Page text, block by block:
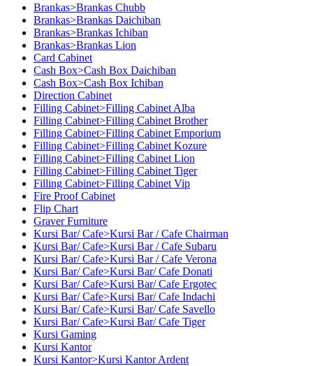
Brankas>Brankas Chubb
Brankas>Brankas Daichiban
Brankas>Brankas Ichiban
Brankas>Brankas Lion
Card Cabinet
Cash Box>Cash Box Daichiban
Cash Box>Cash Box Ichiban
Direction Cabinet
Filling Cabinet>Filling Cabinet Alba
Filling Cabinet>Filling Cabinet Brother
Filling Cabinet>Filling Cabinet Emporium
Filling Cabinet>Filling Cabinet Kozure
Filling Cabinet>Filling Cabinet Lion
Filling Cabinet>Filling Cabinet Tiger
Filling Cabinet>Filling Cabinet Vip
Fire Proof Cabinet
Flip Chart
Graver Furniture
Kursi Bar/ Cafe>Kursi Bar / Cafe Chairman
Kursi Bar/ Cafe>Kursi Bar / Cafe Subaru
Kursi Bar/ Cafe>Kursi Bar / Cafe Verona
Kursi Bar/ Cafe>Kursi Bar/ Cafe Donati
Kursi Bar/ Cafe>Kursi Bar/ Cafe Ergotec
Kursi Bar/ Cafe>Kursi Bar/ Cafe Indachi
Kursi Bar/ Cafe>Kursi Bar/ Cafe Savello
Kursi Bar/ Cafe>Kursi Bar/ Cafe Tiger
Kursi Gaming
Kursi Kantor
Kursi Kantor>Kursi Kantor Ardent